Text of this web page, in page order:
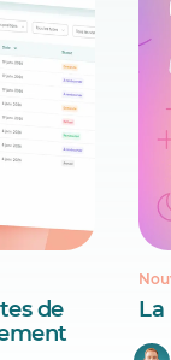
de
La